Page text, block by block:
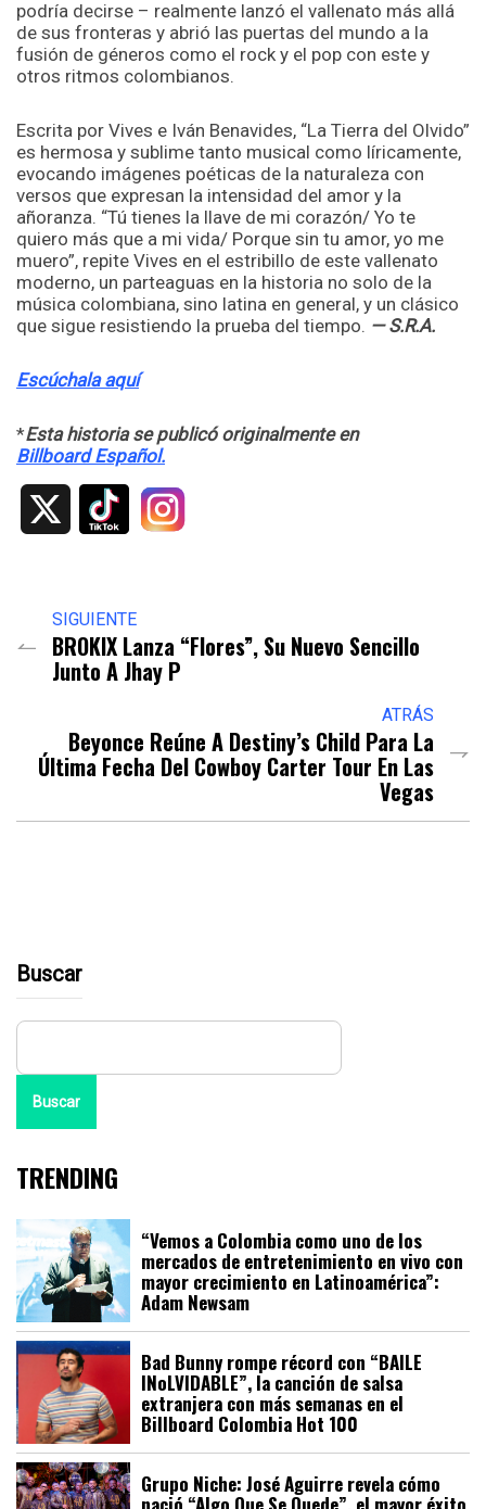
podría decirse – realmente lanzó el vallenato más allá
de sus fronteras y abrió las puertas del mundo a la
fusión de géneros como el rock y el pop con este y
otros ritmos colombianos.
Escrita por Vives e Iván Benavides, “La Tierra del Olvido”
es hermosa y sublime tanto musical como líricamente,
evocando imágenes poéticas de la naturaleza con
versos que expresan la intensidad del amor y la
añoranza. “Tú tienes la llave de mi corazón/ Yo te
quiero más que a mi vida/ Porque sin tu amor, yo me
muero”, repite Vives en el estribillo de este vallenato
moderno, un parteaguas en la historia no solo de la
música colombiana, sino latina en general, y un clásico
que sigue resistiendo la prueba del tiempo. — S.R.A.
Escúchala aquí
*Esta historia se publicó originalmente en
Billboard Español.
SIGUIENTE
BROKIX Lanza “Flores”, Su Nuevo Sencillo
Junto A Jhay P
ATRÁS
Beyonce Reúne A Destiny’s Child Para La
Última Fecha Del Cowboy Carter Tour En Las
Vegas
Buscar
Buscar
TRENDING
“Vemos a Colombia como uno de los
mercados de entretenimiento en vivo con
mayor crecimiento en Latinoamérica”:
Adam Newsam
Bad Bunny rompe récord con “BAILE
INoLVIDABLE”, la canción de salsa
extranjera con más semanas en el
Billboard Colombia Hot 100
Grupo Niche: José Aguirre revela cómo